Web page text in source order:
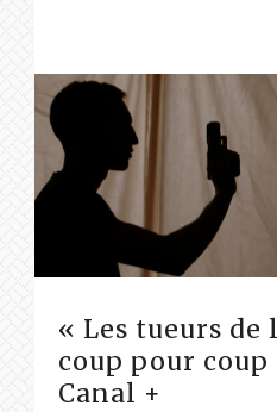
« Les tueurs de
coup pour coup
Canal +